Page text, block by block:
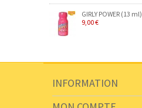
GIRLY POWER (13 ml)
9,00 €
INFORMATION